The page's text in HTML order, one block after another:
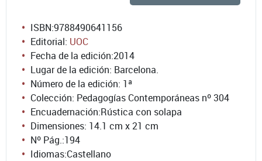
ISBN:9788490641156
Editorial: UOC
Fecha de la edición:2014
Lugar de la edición: Barcelona.
Número de la edición: 1ª
Colección: Pedagogías Contemporáneas nº 304
Encuadernación:Rústica con solapa
Dimensiones: 14.1 cm x 21 cm
Nº Pág.:194
Idiomas:Castellano